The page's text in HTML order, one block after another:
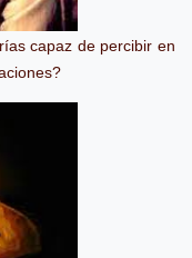
capaz de percibir en